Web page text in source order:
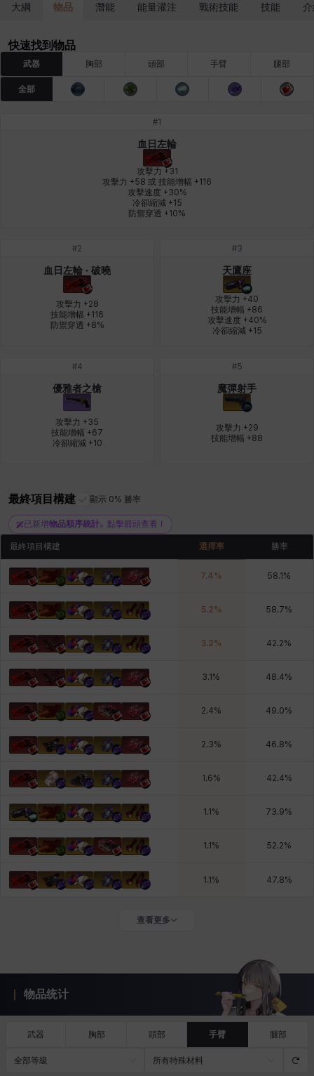
洛茲 海因茨 玹雨 珍妮 琪婭拉 瑪蒂娜
秀凱 秀雅
翡翠 肯尼思
艾登 艾迪娜
莉央 菲歐拉
蓋瑞特 達爾科
阿爾達 雪琳
青燕 馬庫斯 馬格努斯
大綱 物品 潛能 能量灌注 戰術技能 技能
快速找到物品
武器 胸部 頭部 手臂 腿部
全部
#1
血日左輪
攻擊力 +31
攻擊力 +58 或 技能增幅 +116
攻擊速度 +30%
冷卻縮減 +15
防禦穿透 +10%
#2
血日左輪 - 破曉
攻擊力 +28
技能增幅 +116
防禦穿透 +8%
#3
天鷹座
攻擊力 +40
技能增幅 +86
攻擊速度 +40%
冷卻縮減 +15
#4
優雅者之槍
攻擊力 +35
技能增幅 +67
冷卻縮減 +10
#5
魔彈射手
攻擊力 +29
技能增幅 +88
最終項目構建 顯示 0% 勝率
已新增物品順序統計。點擊箭頭查看！
最終項目構建 選擇率 勝率
7.4% 58.1 %
5.2% 58.7%
3.2% 42.2%
3.1 % 48.4%
2.4% 49.0%
2.3% 46.8%
1.6% 42.4%
1.1 % 73.9%
1.1 % 52.2%
1.1 % 47.8%
查看更多
物品统计
武器 胸部 頭部 手臂 腿部
全部等級 所有特殊材料